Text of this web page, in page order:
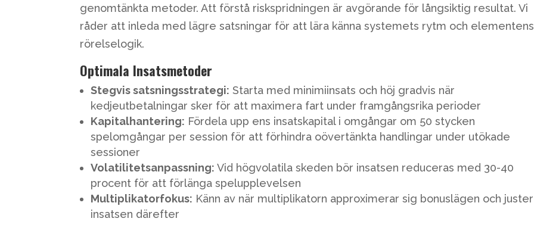
genomtänkta metoder. Att förstå riskspridningen är avgörande för långsiktig resultat. Vi
råder att inleda med lägre satsningar för att lära känna systemets rytm och elementens
rörelselogik.
Optimala Insatsmetoder
Stegvis satsningsstrategi: Starta med minimiinsats och höj gradvis när
kedjeutbetalningar sker för att maximera fart under framgångsrika perioder
Kapitalhantering: Fördela upp ens insatskapital i omgångar om 50 stycken
spelomgångar per session för att förhindra oövertänkta handlingar under utökade
sessioner
Volatilitetsanpassning: Vid högvolatila skeden bör insatsen reduceras med 30-40
procent för att förlänga spelupplevelsen
Multiplikatorfokus: Känn av när multiplikatorn approximerar sig bonuslägen och
insatsen därefter